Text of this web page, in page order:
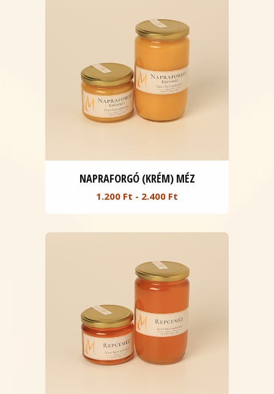
NAPRAFORGÓ (KRÉM) MÉZ
1.200 Ft - 2.400 Ft